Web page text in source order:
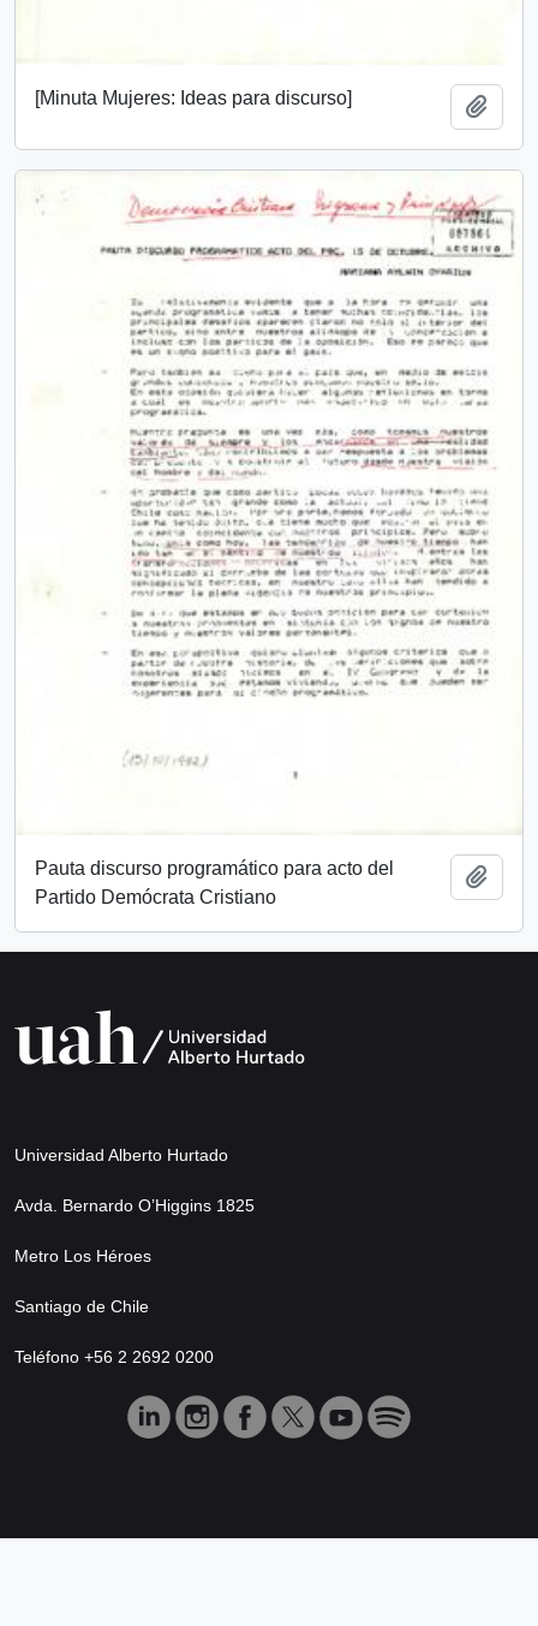
[Minuta Mujeres: Ideas para discurso]
Pauta discurso programático para acto del
Partido Demócrata Cristiano
Universidad Alberto Hurtado
Avda. Bernardo O’Higgins 1825
Metro Los Héroes
Santiago de Chile
Teléfono +56 2 2692 0200